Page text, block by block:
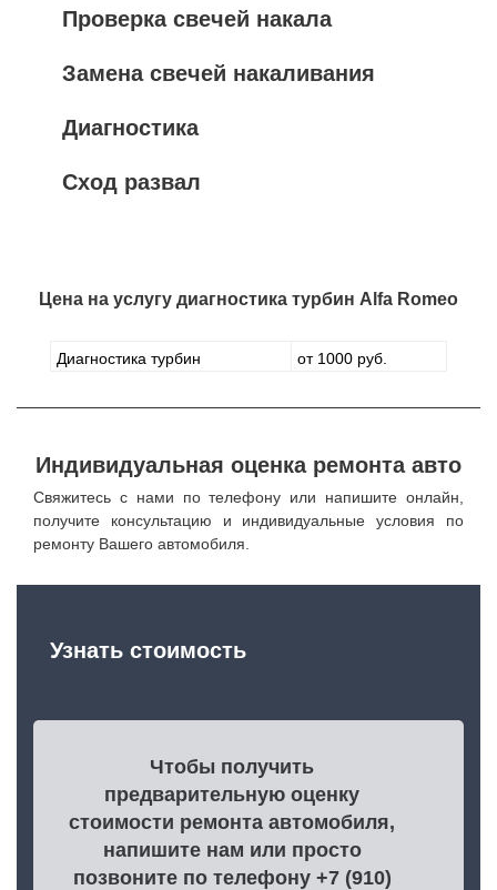
Проверка свечей накала
Замена свечей накаливания
Диагностика
Сход развал
Цена на услугу диагностика турбин Alfa Romeo
Диагностика турбин от 1000 руб.
Индивидуальная оценка ремонта авто
Свяжитесь с нами по телефону или напишите онлайн,
получите консультацию и индивидуальные условия по
ремонту Вашего автомобиля.
Узнать стоимость
Чтобы получить
предварительную оценку
стоимости ремонта автомобиля,
напишите нам или просто
позвоните по телефону +7 (910)